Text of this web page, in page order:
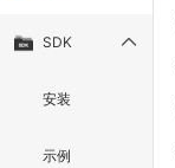
SDK
安装
示例